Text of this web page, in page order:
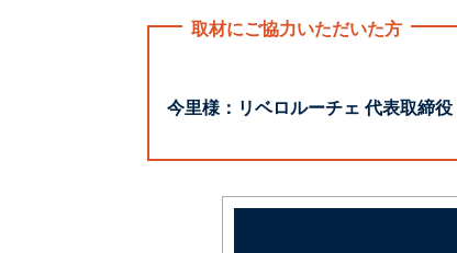
取材にご協力いただいた方
今里様：リベロルーチェ 代表取締役